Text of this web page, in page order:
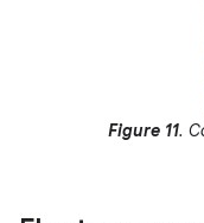
Figure 11.